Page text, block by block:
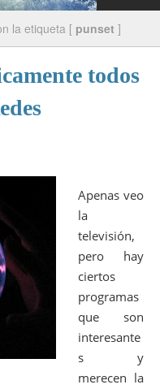
la etiqueta [ punset ]
todos
Apenas veo
la
televisión,
pero hay
ciertos
programas
que son
interesante
s y
merecen la